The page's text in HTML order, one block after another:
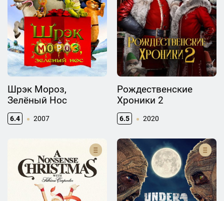
Шрэк Мороз,
Зелёный Нос
6.4 2007
Рождественские
Хроники 2
6.5 2020